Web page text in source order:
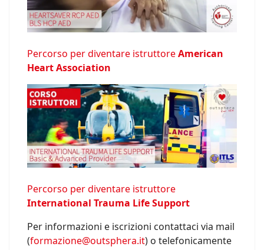
Percorso per diventare istruttoreAmerican
Heart Association
Percorso per diventare istruttore
International Trauma Life Support
Per informazioni e iscrizioni contattaci via mail
(formazione@outsphera.it) o telefonicamente